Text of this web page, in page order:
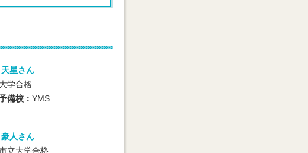
星さん
学合格
備校： YMS
人さん
立大学合格